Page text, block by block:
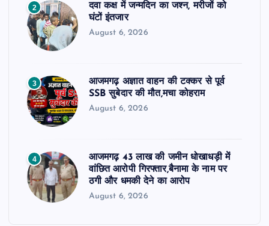
2
दवा कक्ष में जन्मदिन का जश्न, मरीजों को
घंटों इंतजार
August 6, 2026
3
आजमगढ़ अज्ञात वाहन की टक्कर से पूर्व
SSB सुबेदार की मौत,मचा कोहराम
August 6, 2026
4
आजमगढ़ 43 लाख की जमीन धोखाधड़ी में
वांछित आरोपी गिरफ्तार,बैनामा के नाम पर
ठगी और धमकी देने का आरोप
August 6, 2026